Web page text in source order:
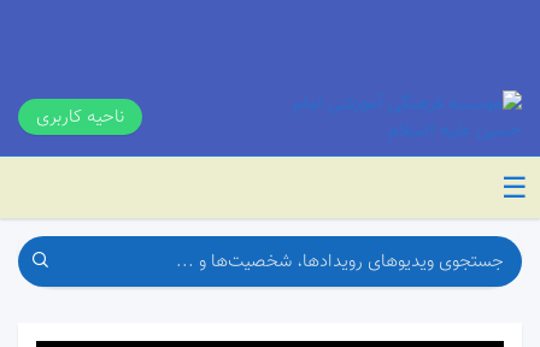
ناحیه کاربری
☰